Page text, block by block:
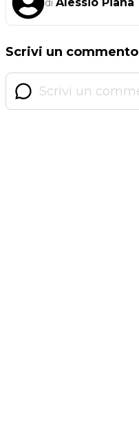
di
Scrivi un commento